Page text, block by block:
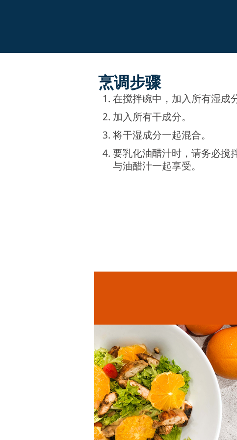
烹调步骤
在搅拌碗中，加入所有湿成
加入所有干成分。
将干湿成分一起混合。
要乳化油醋汁时，请务必搅
与油醋汁一起享受。